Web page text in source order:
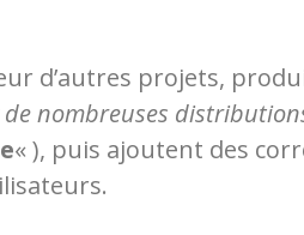
d’autres projets,
nombreuses
« ), puis ajoutent des